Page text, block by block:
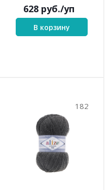
628 руб./уп
В корзину
182